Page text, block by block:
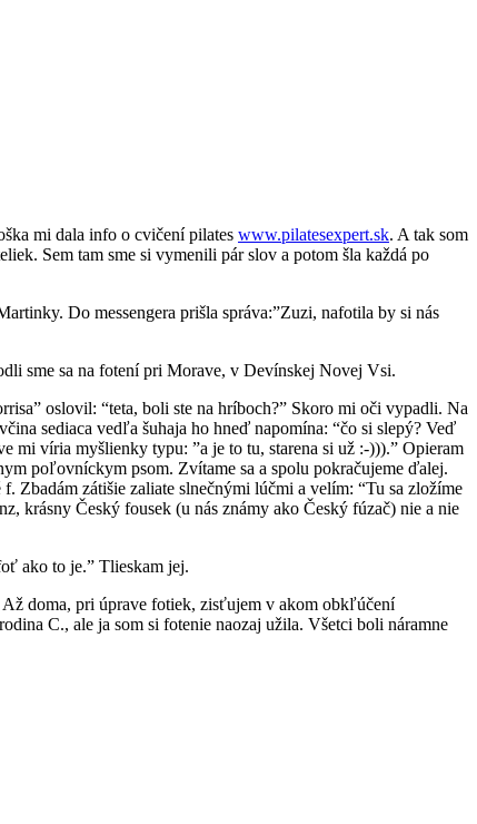
mi dala info o cvičení pilates www.pilatesexpert.sk. A tak som
Sem tam sme si vymenili pár slov a potom šla každá po
Do messengera prišla správa:”Zuzi, nafotila by si nás
sme sa na fotení pri Morave, v Devínskej Novej Vsi.
oslovil: “teta, boli ste na hríboch?” Skoro mi oči vypadli. Na
sediaca vedľa šuhaja ho hneď napomína: “čo si slepý? Veď
mi víria myšlienky typu: ”a je to tu, starena si už :-))).” Opieram
poľovníckym psom. Zvítame sa a spolu pokračujeme ďalej.
Zbadám zátišie zaliate slnečnými lúčmi a velím: “Tu sa zložíme
krásny Český fousek (u nás známy ako Český fúzač) nie a nie
ako to je.” Tlieskam jej.
Až doma, pri úprave fotiek, zisťujem v akom obkľúčení
C., ale ja som si fotenie naozaj užila. Všetci boli náramne